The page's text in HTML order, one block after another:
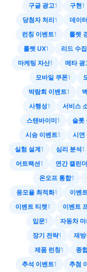
구글 광고1 구현1
당첨자 처리1 데이터
런칭 이벤트1 룰렛
룰렛 UX1 리드 수집
마케팅 자산1 메타 광
모바일 쿠폰1
박람회 이벤트1
사행성1 서비스
스탠바이미1 슬롯
시승 이벤트1 시연
실험 설계1 심리 분석1
어트랙션1 연간 캘린더
온오프 통합1
응모율 최적화1 이벤
이벤트 티켓1 이벤트
입문1 자동차
장기 전략1 재방
제품 런칭1 종
추석 이벤트1 추첨